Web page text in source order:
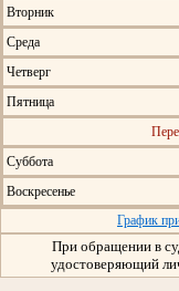
Вторник
Среда
Четверг
Пятница
Суббота
Воскресенье
График
При обращении в
удостоверяющий